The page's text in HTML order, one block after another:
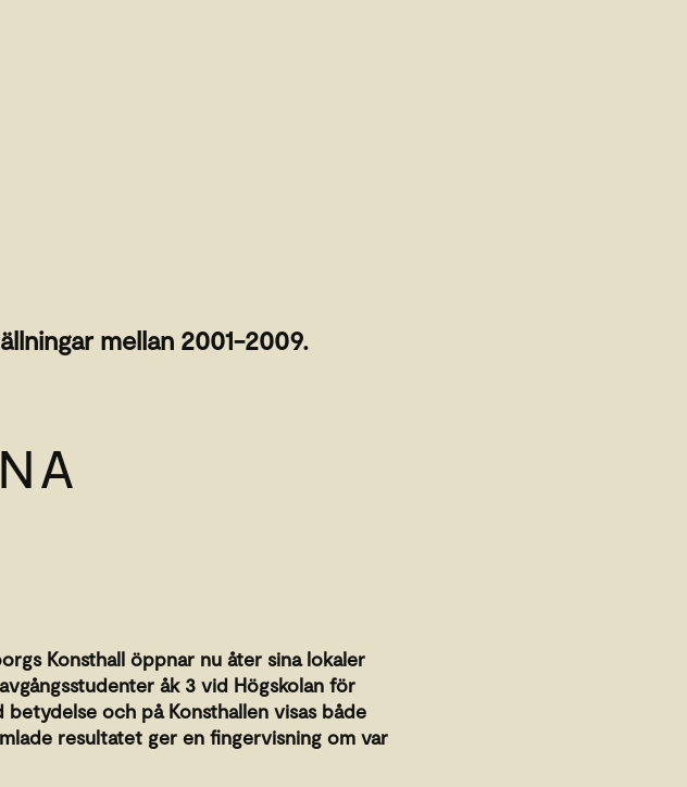
mellan 2001-2009.
Konsthall öppnar nu åter sina lokaler
åk 3 vid Högskolan för
och på Konsthallen visas både
resultatet ger en fingervisning om var